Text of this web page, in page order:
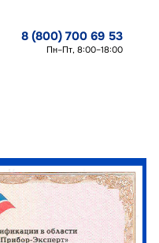
8 (800) 700 69 53
Пн–Пт, 8:00–18:00